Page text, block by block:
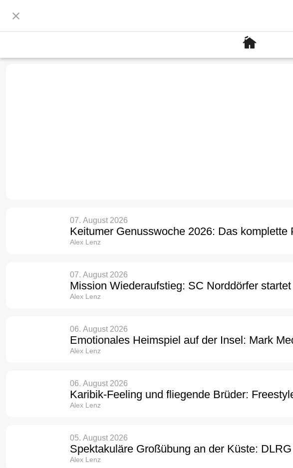
07. August 2026
Keitumer Genusswoche 2026: Das komplette
Alex Lenz
07. August 2026
Mission Wiederaufstieg: SC Norddörfer
Alex Lenz
06. August 2026
Emotionales Heimspiel auf der Insel: Mark
Alex Lenz
06. August 2026
Karibik-Feeling und fliegende Brüder:
Alex Lenz
05. August 2026
Spektakuläre Großübung an der Küste:
Alex Lenz